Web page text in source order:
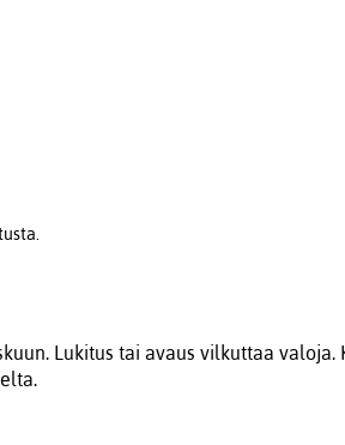
Lukitus tai avaus vilkuttaa valoja.